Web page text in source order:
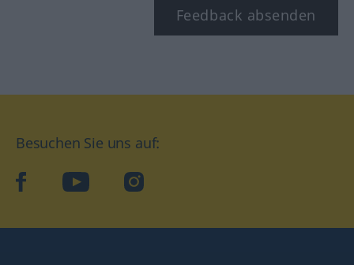
Feedback absenden
Besuchen Sie uns auf:
facebookYouTube Instagram